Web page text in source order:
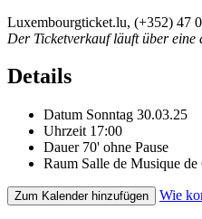
Luxembourgticket.lu, (+352) 47
Der Ticketverkauf läuft über eine
Details
Datum Sonntag 30.03.25
Uhrzeit 17:00
Dauer 70' ohne Pause
Raum Salle de Musique de
Zum Kalender hinzufügen Wie